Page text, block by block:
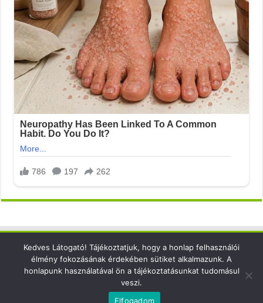
Elérhetőség
Kedves Látogató! Tájékoztatjuk, hogy a honlap felhasználói
élmény fokozásának érdekében sütiket alkalmazunk. A
honlapunk használatával ön a tájékoztatásunkat tudomásul
veszi.
Elfogadom